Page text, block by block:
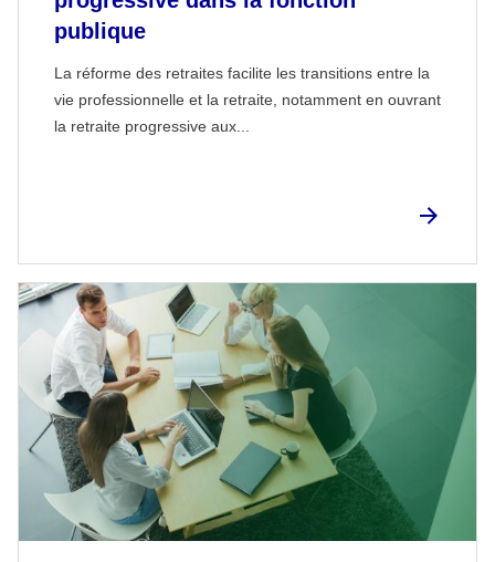
publique
La réforme des retraites facilite les transitions entre la
vie professionnelle et la retraite, notamment en ouvrant
la retraite progressive aux...